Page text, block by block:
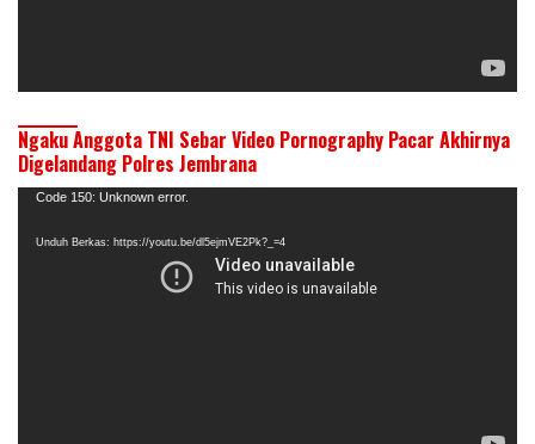
Ngaku Anggota TNI Sebar Video Pornography Pacar Akhirnya
Digelandang Polres Jembrana
Pemutar
Code 150: Unknown error.
Unduh Berkas: https://youtu.be/dl5ejmVE2Pk?_=4